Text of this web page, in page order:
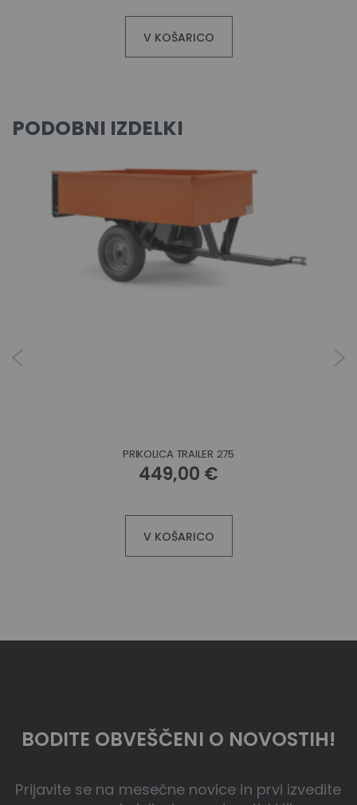
V KOŠARICO
PODOBNI IZDELKI
PRIKOLICA TRAILER 275
449,00 €
V KOŠARICO
BODITE OBVEŠČENI O NOVOSTIH!
Prijavite se na mesečne novice in prvi izvedite